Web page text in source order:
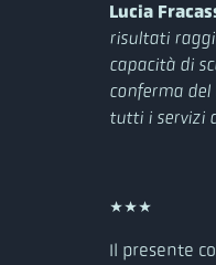
Lucia
risultati
capacità di
conferma
tutti i servizi
***
Il presente